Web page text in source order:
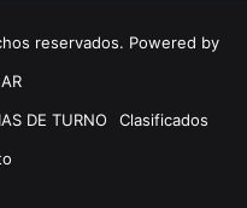
reservados. Powered by
DE TURNO
Clasificados